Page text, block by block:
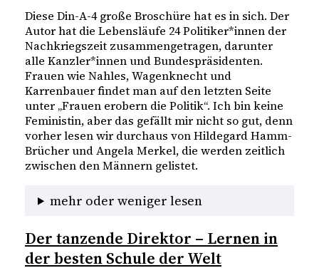
Diese Din-A-4 große Broschüre hat es in sich. Der
Autor hat die Lebensläufe 24 Politiker*innen der
Nachkriegszeit zusammengetragen, darunter
alle Kanzler*innen und Bundespräsidenten.
Frauen wie Nahles, Wagenknecht und
Karrenbauer findet man auf den letzten Seite
unter „Frauen erobern die Politik“. Ich bin keine
Feministin, aber das gefällt mir nicht so gut, denn
vorher lesen wir durchaus von Hildegard Hamm-
Brücher und Angela Merkel, die werden zeitlich
zwischen den Männern gelistet.
mehr oder weniger lesen
Der tanzende Direktor – Lernen in
der besten Schule der Welt